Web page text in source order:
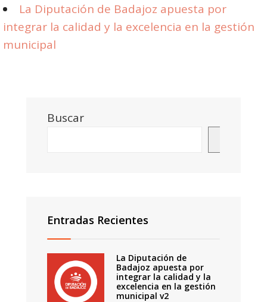
La Diputación de Badajoz apuesta por
integrar la calidad y la excelencia en la gestión
municipal
Buscar
Entradas Recientes
La Diputación de
Badajoz apuesta por
integrar la calidad y la
excelencia en la gestión
municipal v2